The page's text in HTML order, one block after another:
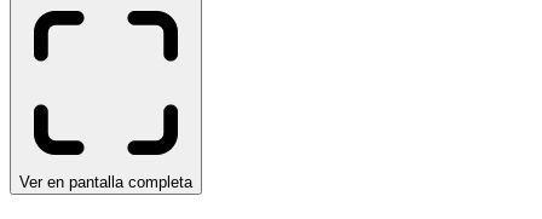
Ver en pantalla completa